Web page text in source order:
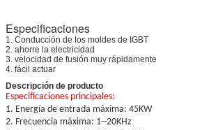
Especificaciones
1. Conducción de los moldes de IGBT
2. ahorre la electricidad
3. velocidad de fusión muy rápidamente
4. fácil actuar
Descripción de producto
Especificaciones principales:
1. Energía de entrada máxima: 45KW
2. Frecuencia máxima: 1--20KHz